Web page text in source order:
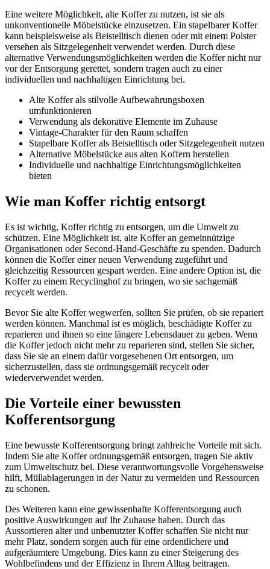
Eine weitere Möglichkeit, alte Koffer zu nutzen, ist sie als
unkonventionelle Möbelstücke einzusetzen. Ein stapelbarer Koffer
kann beispielsweise als Beistelltisch dienen oder mit einem Polster
versehen als Sitzgelegenheit verwendet werden. Durch diese
alternative Verwendungsmöglichkeiten werden die Koffer nicht nur
vor der Entsorgung gerettet, sondern tragen auch zu einer
individuellen und nachhaltigen Einrichtung bei.
Alte Koffer als stilvolle Aufbewahrungsboxen
umfunktionieren
Verwendung als dekorative Elemente im Zuhause
Vintage-Charakter für den Raum schaffen
Stapelbare Koffer als Beistelltisch oder Sitzgelegenheit nutzen
Alternative Möbelstücke aus alten Koffern herstellen
Individuelle und nachhaltige Einrichtungsmöglichkeiten
bieten
Wie man Koffer richtig entsorgt
Es ist wichtig, Koffer richtig zu entsorgen, um die Umwelt zu
schützen. Eine Möglichkeit ist, alte Koffer an gemeinnützige
Organisationen oder Second-Hand-Geschäfte zu spenden. Dadurch
können die Koffer einer neuen Verwendung zugeführt und
gleichzeitig Ressourcen gespart werden. Eine andere Option ist, die
Koffer zu einem Recyclinghof zu bringen, wo sie sachgemäß
recycelt werden.
Bevor Sie alte Koffer wegwerfen, sollten Sie prüfen, ob sie repariert
werden können. Manchmal ist es möglich, beschädigte Koffer zu
reparieren und ihnen so eine längere Lebensdauer zu geben. Wenn
die Koffer jedoch nicht mehr zu reparieren sind, stellen Sie sicher,
dass Sie sie an einem dafür vorgesehenen Ort entsorgen, um
sicherzustellen, dass sie ordnungsgemäß recycelt oder
wiederverwendet werden.
Die Vorteile einer bewussten
Kofferentsorgung
Eine bewusste Kofferentsorgung bringt zahlreiche Vorteile mit sich.
Indem Sie alte Koffer ordnungsgemäß entsorgen, tragen Sie aktiv
zum Umweltschutz bei. Diese verantwortungsvolle Vorgehensweise
hilft, Müllablagerungen in der Natur zu vermeiden und Ressourcen
zu schonen.
Des Weiteren kann eine gewissenhafte Kofferentsorgung auch
positive Auswirkungen auf Ihr Zuhause haben. Durch das
Aussortieren alter und unbenutzter Koffer schaffen Sie nicht nur
mehr Platz, sondern sorgen auch für eine ordentlichere und
aufgeräumtere Umgebung. Dies kann zu einer Steigerung des
Wohlbefindens und der Effizienz in Ihrem Alltag beitragen.